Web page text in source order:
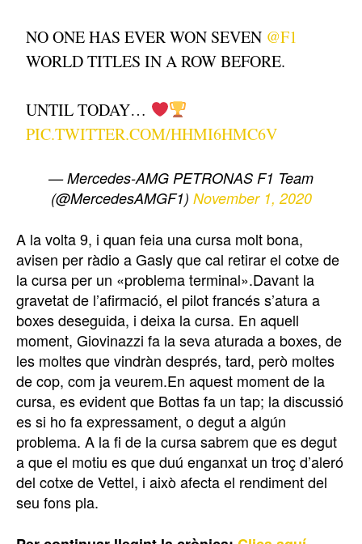
NO ONE HAS EVER WON SEVEN @F1
WORLD TITLES IN A ROW BEFORE.
UNTIL TODAY…
PIC.TWITTER.COM/HHMI6HMC6V
— Mercedes-AMG PETRONAS F1 Team
(@MercedesAMGF1) November 1, 2020
A la volta 9, i quan feia una cursa molt bona,
avisen per ràdio a Gasly que cal retirar el cotxe de
la cursa per un «problema terminal».Davant la
gravetat de l’afirmació, el pilot francés s’atura a
boxes deseguida, i deixa la cursa. En aquell
moment, Giovinazzi fa la seva aturada a boxes, de
les moltes que vindràn després, tard, però moltes
de cop, com ja veurem.En aquest moment de la
cursa, es evident que Bottas fa un tap; la discussió
es si ho fa expressament, o degut a algún
problema. A la fi de la cursa sabrem que es degut
a que el motiu es que duú enganxat un troç d’aleró
del cotxe de Vettel, i això afecta el rendiment del
seu fons pla.